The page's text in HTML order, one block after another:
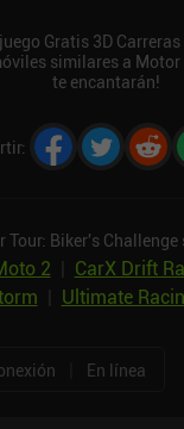
Gratis 3D
similares a
te encantarán!
:
Biker's Challenge
2 CarX Drift
Ultimate
En línea